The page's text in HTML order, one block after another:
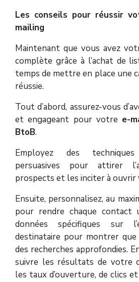
Les conseils pour réussir
mailing
Maintenant que vous avez
complète grâce à l’achat de
temps de mettre en place une
réussie.
Tout d’abord, assurez-vous
et engageant pour votre e-
BtoB.
Employez des
persuasives pour attirer
prospects et les inciter à ouvrir
Ensuite, personnalisez, au
pour rendre chaque contact
données spécifiques sur
destinataire pour montrer
des recherches approfondies.
suivre les résultats de votre
les taux d’ouverture, de clics